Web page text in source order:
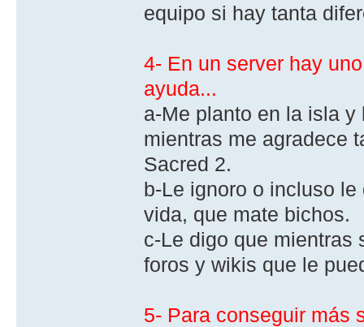
equipo si hay tanta
4- En un server hay
ayuda...
a-Me planto en la isla
mientras me agradece
Sacred 2.
b-Le ignoro o incluso
vida, que mate bichos.
c-Le digo que mientras
foros y wikis que le
5- Para conseguir más